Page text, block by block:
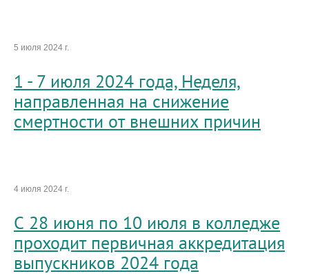
5 июля 2024 г.
1 - 7 июля 2024 года, Неделя,
направленная на снижение
смертности от внешних причин
4 июля 2024 г.
С 28 июня по 10 июля в колледже
проходит первичная аккредитация
выпускников 2024 года